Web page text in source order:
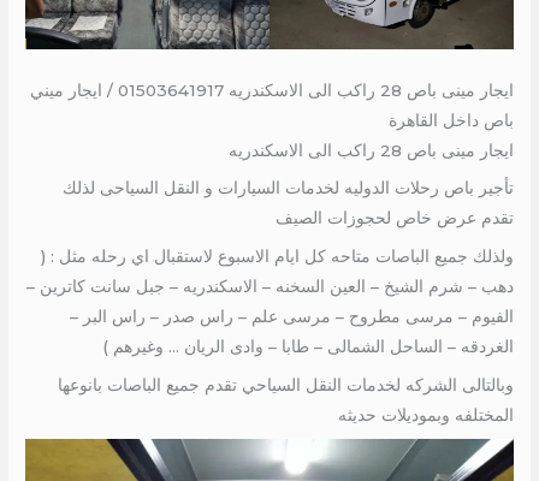
ايجار مينى باص 28 راكب الى الاسكندريه 01503641917 / ايجار ميني
باص داخل القاهرة
ايجار مينى باص 28 راكب الى الاسكندريه
تأجير باص رحلات الدوليه لخدمات السيارات و النقل السياحى لذلك
تقدم عرض خاص لحجوزات الصيف
ولذلك جميع الباصات متاحه كل ايام الاسبوع لاستقبال اي رحله مثل : (
دهب – شرم الشيخ – العين السخنه – الاسكندريه – جبل سانت كاترين –
الفيوم – مرسى مطروح – مرسى علم – راس صدر – راس البر –
الغردقه – الساحل الشمالى – طابا – وادى الريان … وغيرهم )
وبالتالى الشركه لخدمات النقل السياحي تقدم جميع الباصات بانوعها
المختلفه وبموديلات حديثه